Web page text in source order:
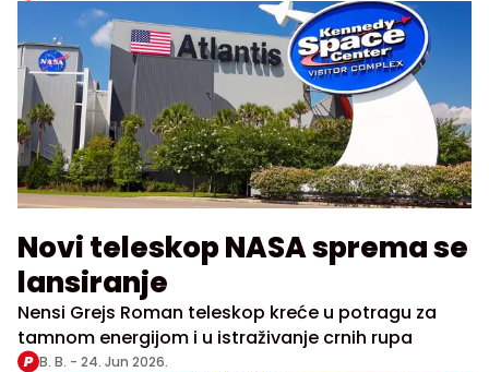
Novi teleskop NASA sprema se
lansiranje
Nensi Grejs Roman teleskop kreće u potragu za
tamnom energijom i u istraživanje crnih rupa
B. B. - 24. Jun 2026.